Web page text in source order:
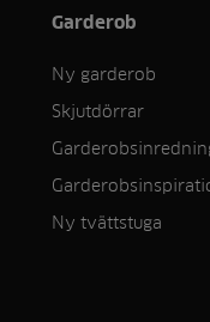
Garderob
Ny garderob
Skjutdörrar
Ny tvättstuga